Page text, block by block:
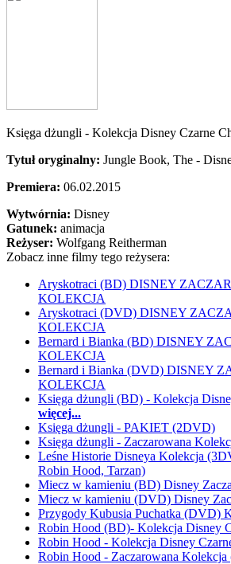
Księga dżungli - Kolekcja Disney Czarne
Tytuł oryginalny: Jungle Book, The -
Premiera: 06.02.2015
Wytwórnia: Disney
Gatunek: animacja
Reżyser: Wolfgang Reitherman
Zobacz inne filmy tego reżysera:
Aryskotraci (BD) DISNEY
KOLEKCJA
Aryskotraci (DVD) DISNEY
KOLEKCJA
Bernard i Bianka (BD) DISNEY
KOLEKCJA
Bernard i Bianka (DVD) DISNEY
KOLEKCJA
Księga dżungli (BD) - Kolekcja
więcej...
Księga dżungli - PAKIET (2DVD)
Księga dżungli - Zaczarowana
Leśne Historie Disneya Kolekcja
Robin Hood, Tarzan)
Miecz w kamieniu (BD) Disney
Miecz w kamieniu (DVD) Disney
Przygody Kubusia Puchatka (DVD)
Robin Hood (BD)- Kolekcja Disney
Robin Hood - Kolekcja Disney
Robin Hood - Zaczarowana